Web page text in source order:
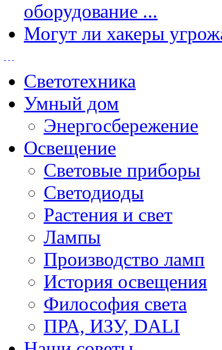
оборудование ...
Могут ли хакеры
Светотехника
Умный дом
Энергосбережение
Освещение
Световые приборы
Светодиоды
Растения и свет
Лампы
Производство ламп
История освещения
Философия света
ПРА, ИЗУ, DALI